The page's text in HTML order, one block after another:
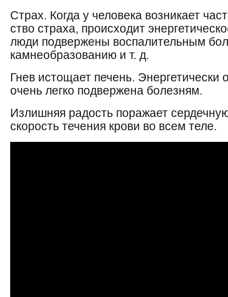
Страх. Когда у человека возникает
ство страха, происходит
люди подвержены воспалительным
камнеобразованию и т. д.
Гнев истощает печень. Энергетически
очень легко подвержена болезням.
Излишняя радость поражает
скорость течения крови во всем теле.